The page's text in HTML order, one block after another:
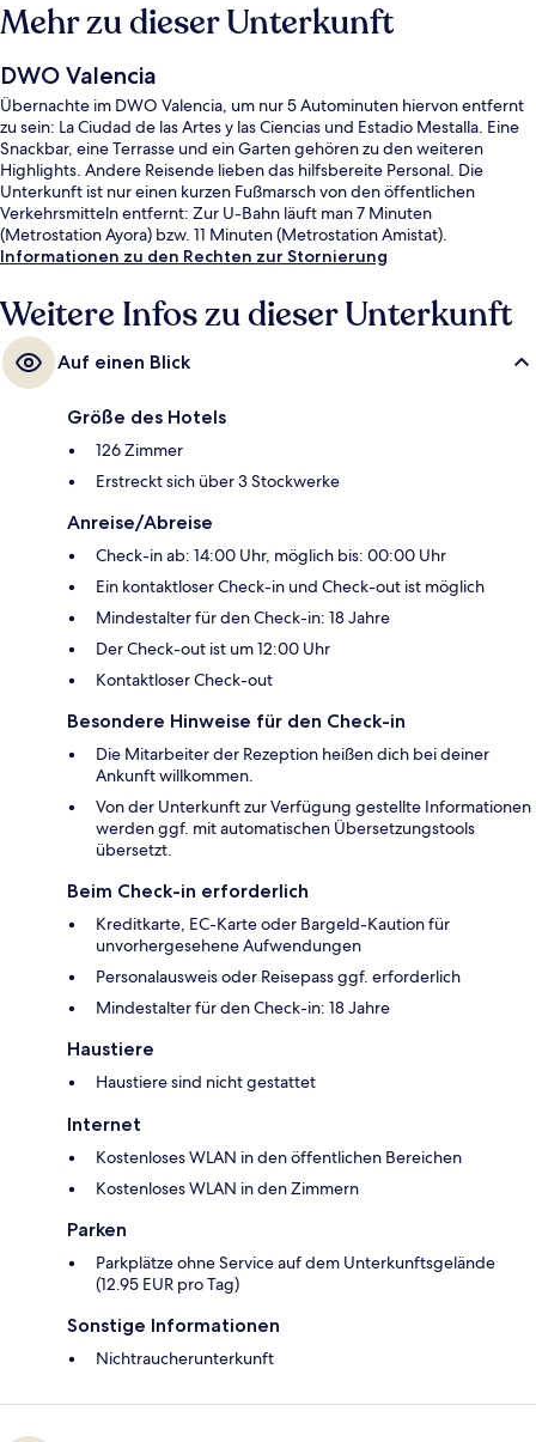
Mehr zu dieser Unterkunft
DWO Valencia
Übernachte im DWO Valencia, um nur 5 Autominuten hiervon entfernt
zu sein: La Ciudad de las Artes y las Ciencias und Estadio Mestalla. Eine
Snackbar, eine Terrasse und ein Garten gehören zu den weiteren
Highlights. Andere Reisende lieben das hilfsbereite Personal. Die
Unterkunft ist nur einen kurzen Fußmarsch von den öffentlichen
Verkehrsmitteln entfernt: Zur U-Bahn läuft man 7 Minuten
(Metrostation Ayora) bzw. 11 Minuten (Metrostation Amistat).
Informationen zu den Rechten zur Stornierung
Weitere Infos zu dieser Unterkunft
Auf einen Blick
Größe des Hotels
126 Zimmer
Erstreckt sich über 3 Stockwerke
Anreise/Abreise
Check-in ab: 14:00 Uhr, möglich bis: 00:00 Uhr
Ein kontaktloser Check-in und Check-out ist möglich
Mindestalter für den Check-in: 18 Jahre
Der Check-out ist um 12:00 Uhr
Kontaktloser Check-out
Besondere Hinweise für den Check-in
Die Mitarbeiter der Rezeption heißen dich bei deiner
Ankunft willkommen.
Von der Unterkunft zur Verfügung gestellte Informationen
werden ggf. mit automatischen Übersetzungstools
übersetzt.
Beim Check-in erforderlich
Kreditkarte, EC-Karte oder Bargeld-Kaution für
unvorhergesehene Aufwendungen
Personalausweis oder Reisepass ggf. erforderlich
Mindestalter für den Check-in: 18 Jahre
Haustiere
Haustiere sind nicht gestattet
Internet
Kostenloses WLAN in den öffentlichen Bereichen
Kostenloses WLAN in den Zimmern
Parken
Parkplätze ohne Service auf dem Unterkunftsgelände
(12.95 EUR pro Tag)
Sonstige Informationen
Nichtraucherunterkunft